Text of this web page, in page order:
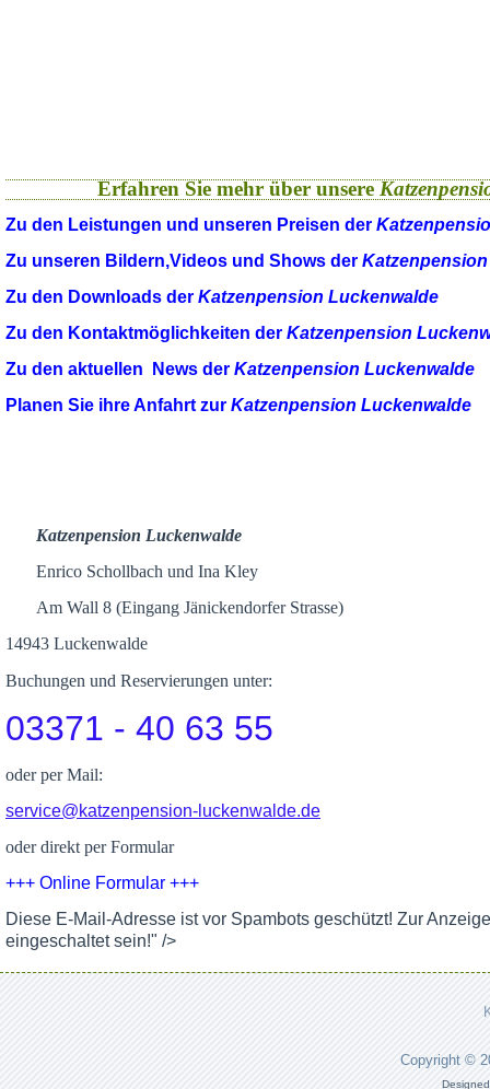
Erfahren Sie mehr über unsere
Zu den Leistungen und unseren Preisen der
Zu unseren Bildern,Videos und Shows der
Zu den Downloads der Katzenpension Luckenwalde
Zu den Kontaktmöglichkeiten der Katzenpension
Zu den aktuellen News der Katzenpension Luckenwalde
Planen Sie ihre Anfahrt zur Katzenpension Luckenwalde
Katzenpension Luckenwalde
Enrico Schollbach und Ina Kley
Am Wall 8 (Eingang Jänickendorfer Strasse)
14943 Luckenwalde
Buchungen und Reservierungen unter:
03371 - 40 63 55
oder per Mail:
service@katzenpension-luckenwalde.de
oder direkt per Formular
+++ Online Formular +++
Diese E-Mail-Adresse ist vor Spambots geschützt! Zur
eingeschaltet sein!" />
Copyright ©